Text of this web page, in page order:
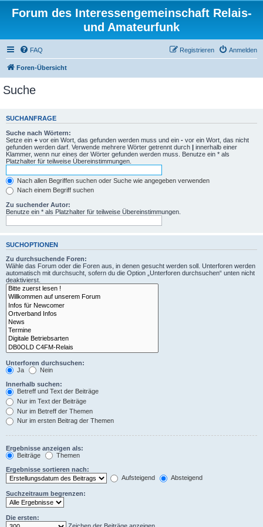
Forum des Interessengemeinschaft Relais-
und Amateurfunk
FAQ Anmelden
Registrieren
Foren-Übersicht
Suche
SUCHANFRAGE
Suche nach Wörtern:
Setze ein + vor ein Wort, das gefunden werden muss und ein - vor ein Wort, das nicht
gefunden werden darf. Verwende mehrere Wörter getrennt durch | innerhalb einer
Klammer, wenn nur eines der Wörter gefunden werden muss. Benutze ein * als
Platzhalter für teilweise Übereinstimmungen.
Nach allen Begriffen suchen oder Suche wie angegeben verwenden
Nach einem Begriff suchen
Zu suchender Autor:
Benutze ein * als Platzhalter für teilweise Übereinstimmungen.
SUCHOPTIONEN
Zu durchsuchende Foren:
Wähle das Forum oder die Foren aus, in denen gesucht werden soll. Unterforen werden
automatisch mit durchsucht, sofern du die Option „Unterforen durchsuchen“ unten nicht
deaktivierst.
Unterforen durchsuchen:
Ja
Nein
Innerhalb suchen:
Betreff und Text der Beiträge
Nur im Text der Beiträge
Nur im Betreff der Themen
Nur im ersten Beitrag der Themen
Ergebnisse anzeigen als:
Beiträge
Themen
Ergebnisse sortieren nach:
Aufsteigend
Absteigend
Suchzeitraum begrenzen:
Die ersten: